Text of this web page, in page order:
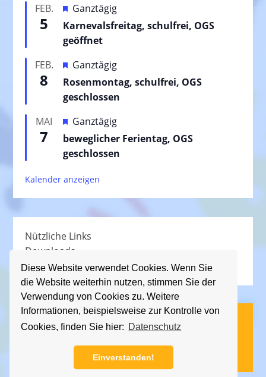
Diese Website verwendet Cookies. Wenn Sie
die Website weiterhin nutzen, stimmen Sie der
Verwendung von Cookies zu. Weitere
Informationen, beispielsweise zur Kontrolle von
Cookies, finden Sie hier: Datenschutz
Einverstanden!
FEB.
5
H
e
r
o
r
g
h
o
b
n
Ganztägig
Karnevalsfreitag, schulfrei, OGS
geöffnet
FEB.
8
H
e
r
o
r
g
h
o
n
Ganztägig
Rosenmontag, schulfrei, OGS
geschlossen
MAI
7
H
e
r
o
r
h
o
b
e
n
Ganztägig
beweglicher Ferientag, OGS
geschlossen
Kalender anzeigen
Nützliche Links
Downloads
Schullied
Impressum|Datenschutz